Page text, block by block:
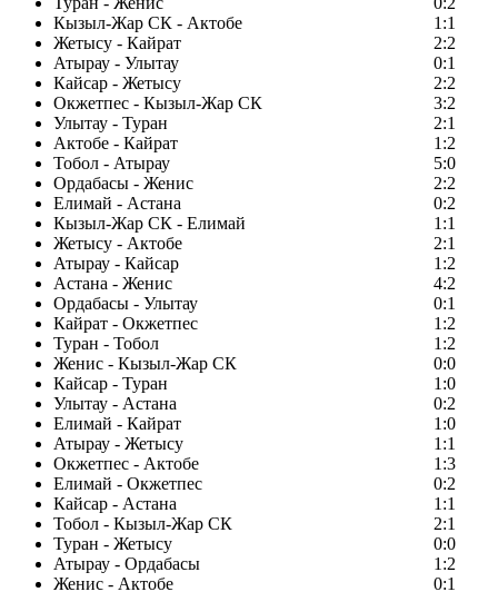
Кызыл-Жар СК - Актобе
1:1
Жетысу - Кайрат
2:2
Атырау - Улытау
0:1
Кайсар - Жетысу
2:2
Окжетпес - Кызыл-Жар СК
3:2
Улытау - Туран
2:1
Актобе - Кайрат
1:2
Тобол - Атырау
5:0
Ордабасы - Женис
2:2
Елимай - Астана
0:2
Кызыл-Жар СК - Елимай
1:1
Жетысу - Актобе
2:1
Атырау - Кайсар
1:2
Астана - Женис
4:2
Ордабасы - Улытау
0:1
Кайрат - Окжетпес
1:2
Туран - Тобол
1:2
Женис - Кызыл-Жар СК
0:0
Кайсар - Туран
1:0
Улытау - Астана
0:2
Елимай - Кайрат
1:0
Атырау - Жетысу
1:1
Окжетпес - Актобе
1:3
Елимай - Окжетпес
0:2
Кайсар - Астана
1:1
Тобол - Кызыл-Жар СК
2:1
Туран - Жетысу
0:0
Атырау - Ордабасы
1:2
Женис - Актобе
0:1